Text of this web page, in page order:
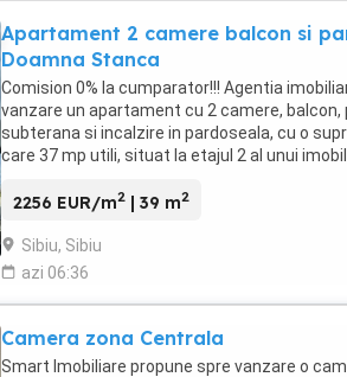
Apartament 2 camere balcon si
Doamna Stanca
Comision 0% la cumparator!!! Agentia
vanzare un apartament cu 2 camere, balcon,
subterana si incalzire in pardoseala, cu o
care 37 mp utili, situat la etajul 2 al unui
2256 EUR/m2 | 39 m2
Sibiu, Sibiu
azi 06:36
Camera zona Centrala
Smart Imobiliare propune spre vanzare o